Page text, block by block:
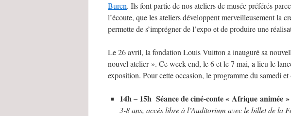
Buren. Ils font partie de nos ateliers de musée préférés
l’écoute, que les ateliers développent merveilleusement la
permette de s’imprégner de l’expo et de produire une
Le 26 avril, la fondation Louis Vuitton a inauguré sa
nouvel atelier ». Ce week-end, le 6 et le 7 mai, a lieu le
exposition. Pour cette occasion, le programme du samedi
14h – 15h Séance de ciné-conte « Afrique animée »
3-8 ans, accès libre à l’Auditorium avec le billet de la